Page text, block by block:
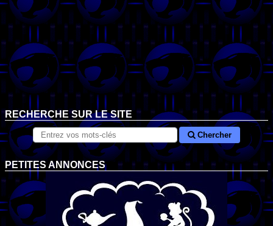
RECHERCHE SUR LE SITE
Chercher
PETITES ANNONCES